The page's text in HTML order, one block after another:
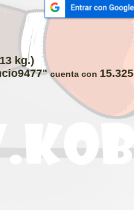
kg.)
cuenta con 15.325